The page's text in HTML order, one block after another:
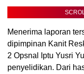
Menerima laporan
dipimpinan Kanit
2 Opsnal Iptu Yusri
penyelidikan. Dari